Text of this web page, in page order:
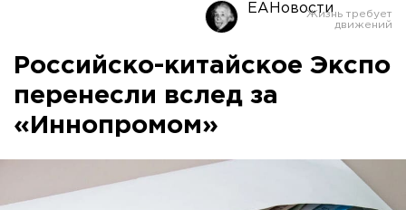
ЕАНовости
Российско-китайское Экспо
перенесли вслед за
«Иннопромом»